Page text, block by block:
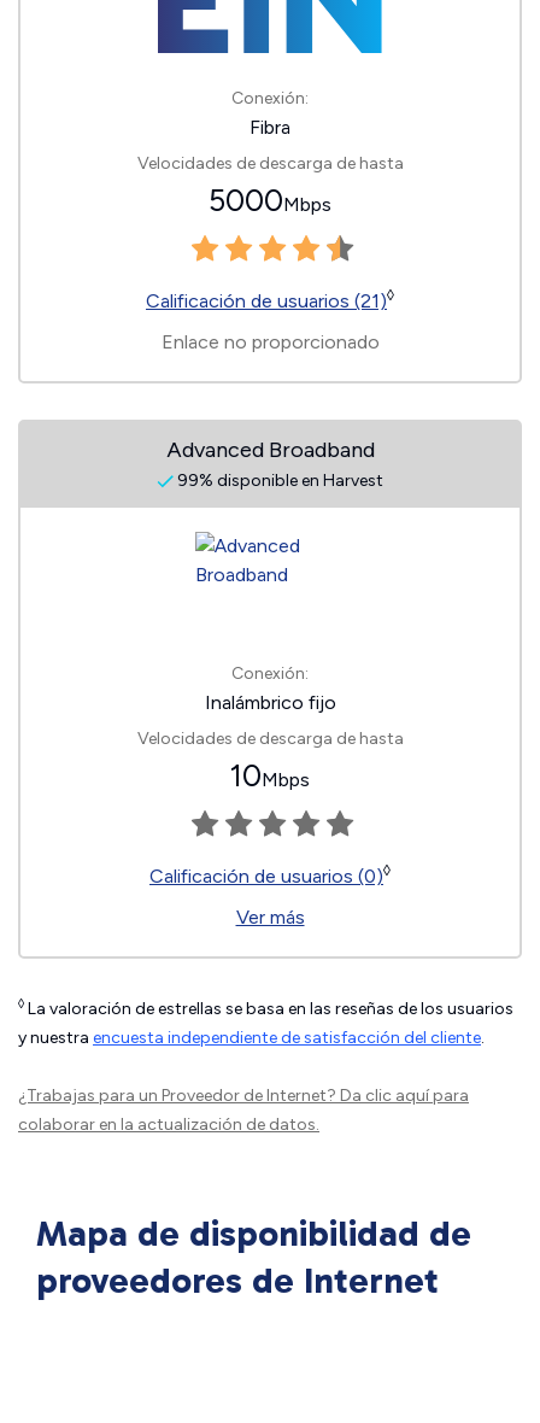
Conexión:
Fibra
Velocidades de descarga de hasta
5000Mbps
Calificación de usuarios (21)◊
Enlace no proporcionado
Advanced Broadband
99% disponible en Harvest
Conexión:
Inalámbrico fijo
Velocidades de descarga de hasta
10Mbps
Calificación de usuarios (0)◊
Ver más
◊ La valoración de estrellas se basa en las reseñas de los usuarios
y nuestra encuesta independiente de satisfacción del cliente.
¿Trabajas para un Proveedor de Internet? Da clic aquípara
colaborar en la actualización de datos.
Mapa de disponibilidad de
proveedores de Internet